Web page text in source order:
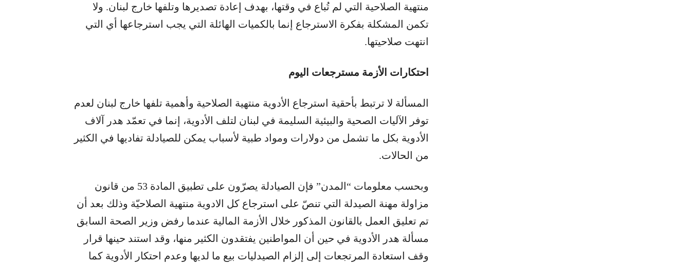
منتهية الصلاحية التي لم تُباع في وقتها، بهدف إعادة تصديرها وتلفها خارج لبنان. ولا
تكمن المشكلة بفكرة الاسترجاع إنما بالكميات الهائلة التي يجب استرجاعها أي التي
انتهت صلاحيتها.
احتكارات الأزمة مسترجعات اليوم
المسألة لا ترتبط بأحقية استرجاع الأدوية منتهية الصلاحية وأهمية تلفها خارج لبنان لعدم
توفر الآليات الصحية والبيئية السليمة في لبنان لتلف الأدوية، إنما في تعمّد هدر آلاف
الأدوية بكل ما تشمل من دولارات ومواد طبية لأسباب يمكن للصيادلة تفاديها في الكثير
من الحالات.
وبحسب معلومات “المدن” فإن الصيادلة يصرّون على تطبيق المادة 53 من قانون
مزاولة مهنة الصيدلة التي تنصّ على استرجاع كل الادوية منتهية الصلاحيّة وذلك بعد أن
تم تعليق العمل بالقانون المذكور خلال الأزمة المالية عندما رفض وزير الصحة السابق
مسألة هدر الأدوية في حين أن المواطنين يفتقدون الكثير منها، وقد استند حينها قرار
وقف استعادة المرتجعات إلى إلزام الصيدليات بيع ما لديها وعدم احتكار الأدوية كما